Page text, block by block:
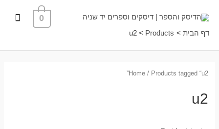
0
דף הבית Products
u2
Home/ Products tagged “u2”
u2